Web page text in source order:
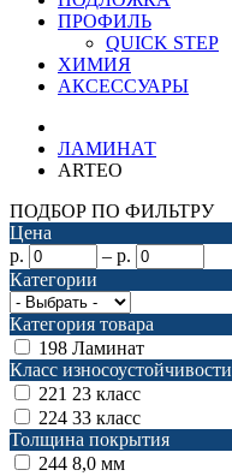
ПРОФИЛЬ
QUICK STEP
ХИМИЯ
АКСЕССУАРЫ
ЛАМИНАТ
ARTEO
ПОДБОР ПО ФИЛЬТРУ
Цена
р.
– р.
Категории
Категория товара
198 Ламинат
Класс износоустойчивости
221 23 класс
224 33 класс
Толщина покрытия
244 8,0 мм